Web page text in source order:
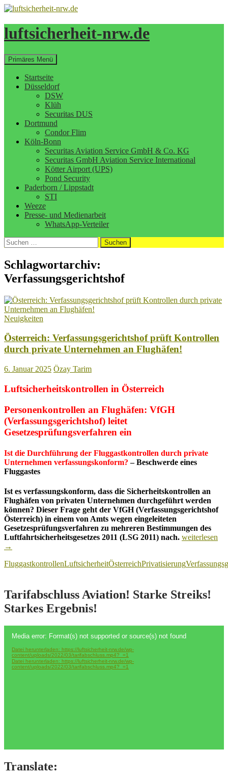
Zum
springen
luftsicherheit-nrw.de
Suchen
Primäres Menü
Startseite
Düsseldorf
DSW
Klüh
Securitas DUS
Dortmund
Condor Flim
Köln-Bonn
Securitas Aviation Service GmbH & Co. KG
Securitas GmbH Aviation Service International
Kötter Airport (UPS)
Pond Security
Paderborn / Lippstadt
STI
Weeze
Presse- und Medienarbeit
WhatsApp-Verteiler
Suchen
nach:
Schlagwortarchiv:
Verfassungsgerichtshof
Neuigkeiten
Österreich: Verfassungsgerichtshof prüft Kontrollen
durch private Unternehmen an Flughäfen!
6. Januar 2025 Özay Tarim
Luftsicherheitskontrollen in Österreich
Personenkontrollen an Flughäfen: VfGH
(Verfassungsgerichtshof) leitet
Gesetzesprüfungsverfahren ein
Ist die Durchführung der Fluggastkontrollen durch private
Unternehmen verfassungskonform? – Beschwerde eines
Fluggastes
Ist es verfassungskonform, dass die Sicherheitskontrollen an
Flughäfen von privaten Unternehmen durchgeführt werden
können? Dieser Frage geht der VfGH (Verfassungsgerichtshof
Österreich) in einem von Amts wegen eingeleiteten
Gesetzesprüfungsverfahren zu mehreren Bestimmungen des
Luftfahrtsicherheitsgesetzes 2011 (LSG 2011) nach. Österreich:
Kontrollen
Unternehmen
an
weiterlesen
→
FluggastkontrollenLuftsicherheitÖsterreichPrivatisierung
Tarifabschluss Aviation! Starke Streiks!
Starkes Ergebnis!
Player
Media error: Format(s) not supported or source(s) not found
Datei herunterladen: https://luftsicherheit-nrw.de/wp-
content/uploads/2022/03/tarifabschluss.mp4?_=1
Datei herunterladen: https://luftsicherheit-nrw.de/wp-
content/uploads/2022/03/tarifabschluss.mp4?_=1
Translate: